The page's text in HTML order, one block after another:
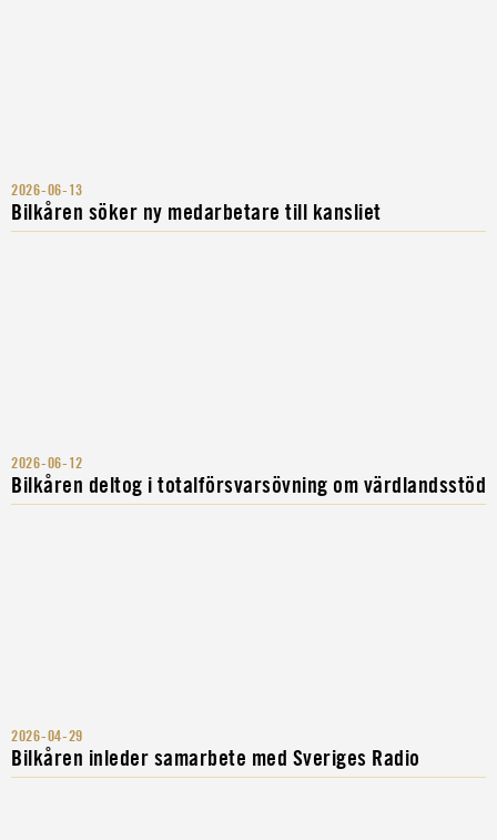
2026-06-13
Bilkåren söker ny medarbetare till kansliet
2026-06-12
Bilkåren deltog i totalförsvarsövning om värdlandsstöd
2026-04-29
Bilkåren inleder samarbete med Sveriges Radio